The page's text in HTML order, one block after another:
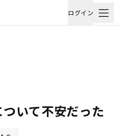
ログイン
いて不安だった